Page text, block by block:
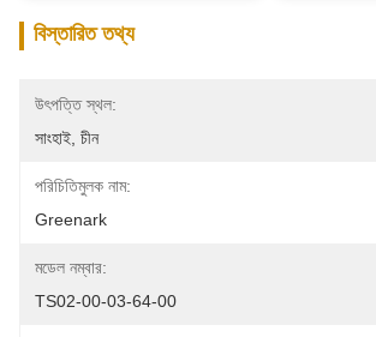
বিস্তারিত তথ্য
উৎপত্তি স্থল:
সাংহাই, চীন
পরিচিতিমুলক নাম:
Greenark
মডেল নম্বার:
TS02-00-03-64-00